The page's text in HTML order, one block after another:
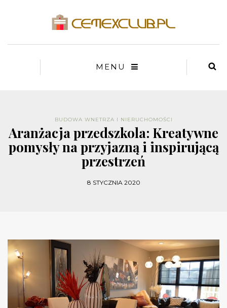
MENU
BUDOWA WNETRZA I NIERUCHOMOŚCI
Aranżacja przedszkola: Kreatywne
pomysły na przyjazną i inspirującą
przestrzeń
8 STYCZNIA 2020